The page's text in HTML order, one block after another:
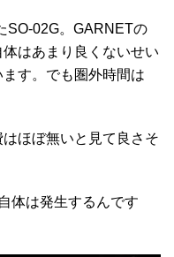
SO-02G。GARNETの
はあまり良くないせい
す。でも圏外時間は
ほぼ無いと見て良さそ
体は発生するんです